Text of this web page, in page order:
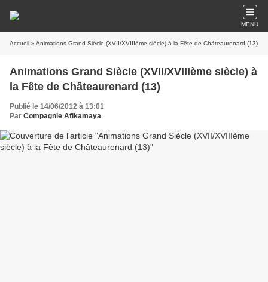
MENU
Accueil » Animations Grand Siècle (XVII/XVIIIème siècle) à la Fête de Châteaurenard (13)
Animations Grand Siècle (XVII/XVIIIème siècle) à
la Fête de Châteaurenard (13)
Publié le 14/06/2012 à 13:01
Par Compagnie Afikamaya